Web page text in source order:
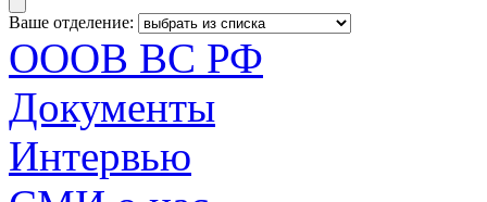
Ваше отделение:
ОООВ ВС РФ
Документы
Интервью